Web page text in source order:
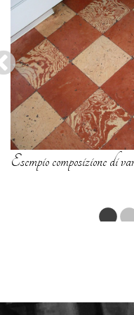
Esempio composizione di